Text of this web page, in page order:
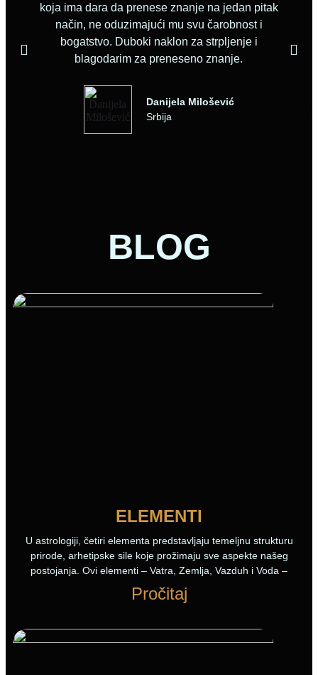
koja ima dara da prenese znanje na jedan pitak
način, ne oduzimajući mu svu čarobnost i
bogatstvo. Duboki naklon za strpljenje i
blagodarim za preneseno znanje.
Danijela Milošević
Srbija
BLOG
ELEMENTI
U astrologiji, četiri elementa predstavljaju temeljnu strukturu
prirode, arhetipske sile koje prožimaju sve aspekte našeg
postojanja. Ovi elementi – Vatra, Zemlja, Vazduh i Voda –
Pročitaj